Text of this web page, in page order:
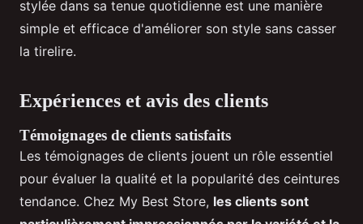
stylée dans sa tenue quotidienne est une manière
simple et efficace d'améliorer son style sans casser
la tirelire.
Expériences et avis des clients
Témoignages de clients satisfaits
Les témoignages de clients jouent un rôle essentiel
pour évaluer la qualité et la popularité des ceintures
tendance. Chez My Best Store, les clients sont